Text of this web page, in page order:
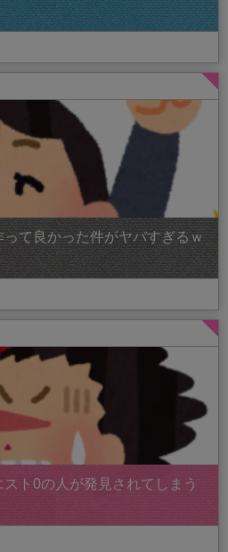
て良かった件がヤバすぎるｗ
ト0の人が発見されてしまう